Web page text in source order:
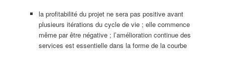
la profitabilité du projet ne sera pas positive avant
plusieurs itérations du cycle de vie ; elle commence
même par être négative ; l’amélioration continue des
services est essentielle dans la forme de la courbe